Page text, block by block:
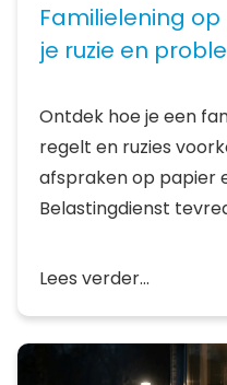
Familielening
je ruzie en
Ontdek hoe je een
regelt en ruzies
afspraken op papier
Belastingdienst
Lees verder...